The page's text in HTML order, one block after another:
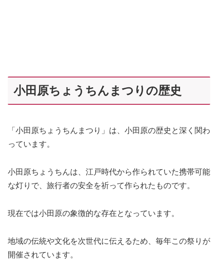
小田原ちょうちんまつりの歴史
「小田原ちょうちんまつり」は、小田原の歴史と深く関わ
っています。
小田原ちょうちんは、江戸時代から作られていた携帯可能
な灯りで、旅行者の安全を祈って作られたものです。
現在では小田原の象徴的な存在となっています。
地域の伝統や文化を次世代に伝えるため、毎年この祭りが
開催されています。